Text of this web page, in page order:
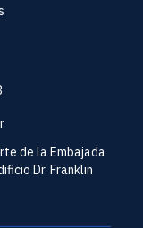
de la Embajada
Dr. Franklin